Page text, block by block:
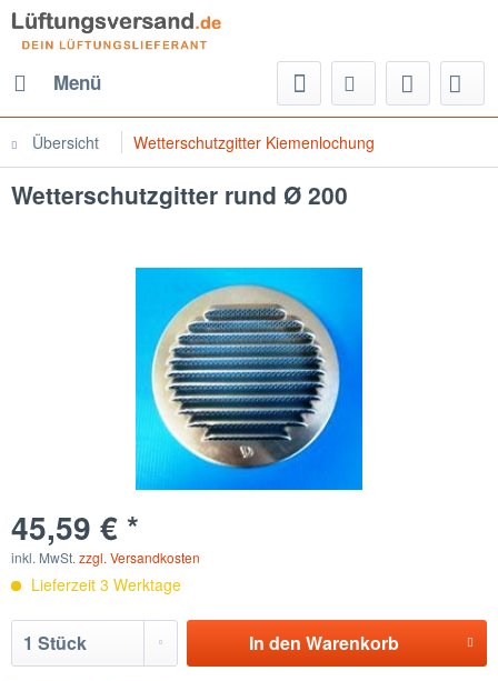
Menü
Übersicht Wetterschutzgitter Kiemenlochung
Wetterschutzgitter rund Ø 200
45,59 € *
inkl. MwSt. zzgl. Versandkosten
Lieferzeit 3 Werktage
In den Warenkorb